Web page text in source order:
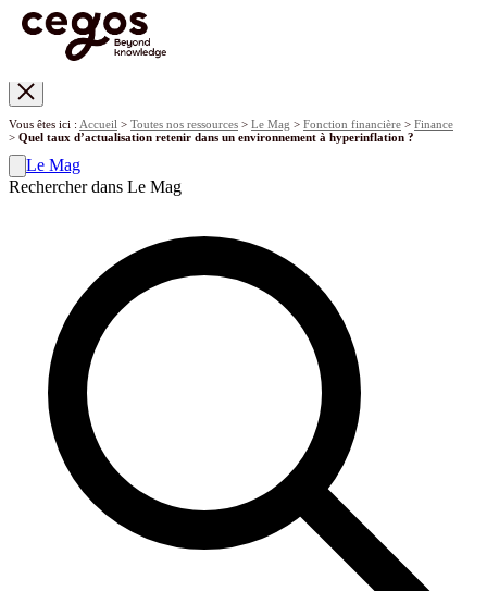
Vous êtes ici : Accueil > Toutes nos ressources > Le Mag > Fonction financière > Finance
> Quel taux d’actualisation retenir dans un environnement à hyperinflation ?
Le Mag
Rechercher dans Le Mag